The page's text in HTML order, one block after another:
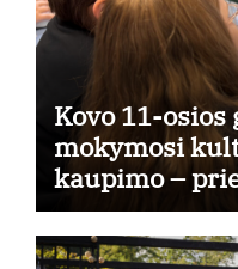
Kovo 11-
mokymosi
kaupimo –
taikymo